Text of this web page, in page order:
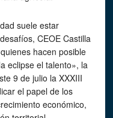
suele estar
CEOE Castilla
hacen posible
eclipse el talento», la
9 de julio la XXXIII
el papel de los
económico,